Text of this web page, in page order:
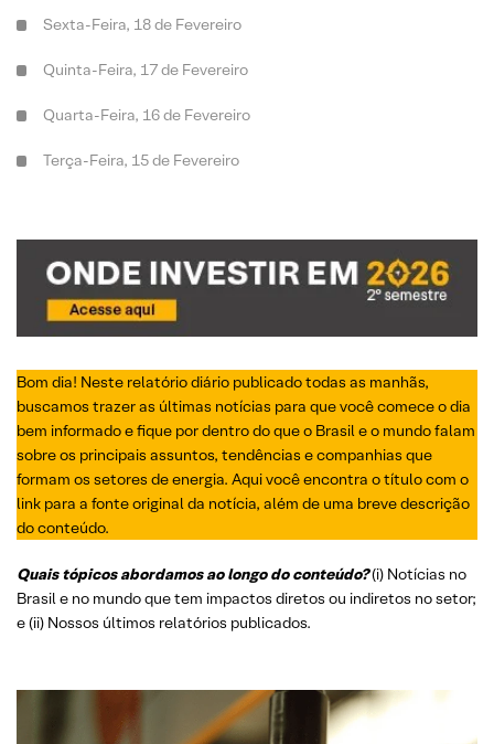
Sexta-Feira, 18 de Fevereiro
Quinta-Feira, 17 de Fevereiro
Quarta-Feira, 16 de Fevereiro
Terça-Feira, 15 de Fevereiro
Quinta-Feira, 10 de Fevereiro
Quarta-Feira, 09 de Fevereiro
Terça-Feira, 08 de Fevereiro
Segunda-Feira, 07 de Fevereiro
Sexta-Feira, 04 de Fevereiro
Quinta-Feira, 03 de Fevereiro
Quarta-Feira, 02 de Fevereiro
Terça-Feira, 01 de Fevereiro
Bom dia! Neste relatório diário publicado todas as manhãs,
buscamos trazer as últimas notícias para que você comece o dia
bem informado e fique por dentro do que o Brasil e o mundo falam
sobre os principais assuntos, tendências e companhias que
formam os setores de energia. Aqui você encontra o título com o
link para a fonte original da notícia, além de uma breve descrição
do conteúdo.
Quais tópicos abordamos ao longo do conteúdo?(i) Notícias no
Brasil e no mundo que tem impactos diretos ou indiretos no setor;
e (ii) Nossos últimos relatórios publicados.